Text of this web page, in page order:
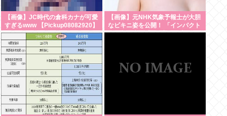
【画像】JC時代の倉科カナが可愛
すぎるwww 【Pickup08082920】
【画像】元NHK気象予報士が大胆
なビキニ姿を公開！ 「インパクト
が令和最大」「100点」の声